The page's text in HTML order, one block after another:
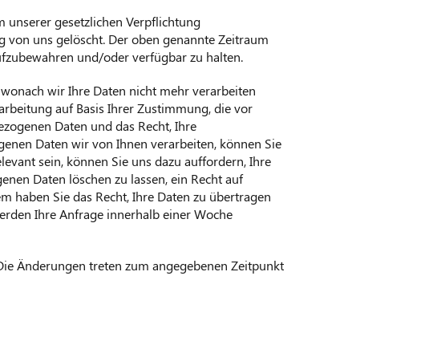
unserer gesetzlichen Verpflichtung
von uns gelöscht. Der oben genannte Zeitraum
und/oder verfügbar zu halten.
wir Ihre Daten nicht mehr verarbeiten
auf Basis Ihrer Zustimmung, die vor
Daten und das Recht, Ihre
Daten wir von Ihnen verarbeiten, können Sie
sein, können Sie uns dazu auffordern, Ihre
Daten löschen zu lassen, ein Recht auf
haben Sie das Recht, Ihre Daten zu übertragen
Ihre Anfrage innerhalb einer Woche
Änderungen treten zum angegebenen Zeitpunkt